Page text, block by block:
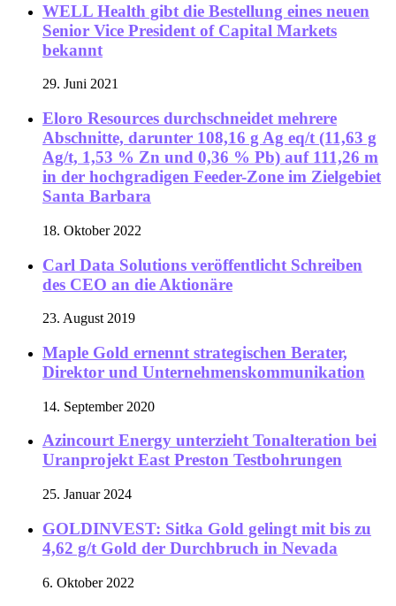
WELL Health gibt die Bestellung eines neuen
Senior Vice President of Capital Markets
bekannt
29. Juni 2021
Eloro Resources durchschneidet mehrere
Abschnitte, darunter 108,16 g Ag eq/t (11,63 g
Ag/t, 1,53 % Zn und 0,36 % Pb) auf 111,26 m
in der hochgradigen Feeder-Zone im Zielgebiet
Santa Barbara
18. Oktober 2022
Carl Data Solutions veröffentlicht Schreiben
des CEO an die Aktionäre
23. August 2019
Maple Gold ernennt strategischen Berater,
Direktor und Unternehmenskommunikation
14. September 2020
Azincourt Energy unterzieht Tonalteration bei
Uranprojekt East Preston Testbohrungen
25. Januar 2024
GOLDINVEST: Sitka Gold gelingt mit bis zu
4,62 g/t Gold der Durchbruch in Nevada
6. Oktober 2022